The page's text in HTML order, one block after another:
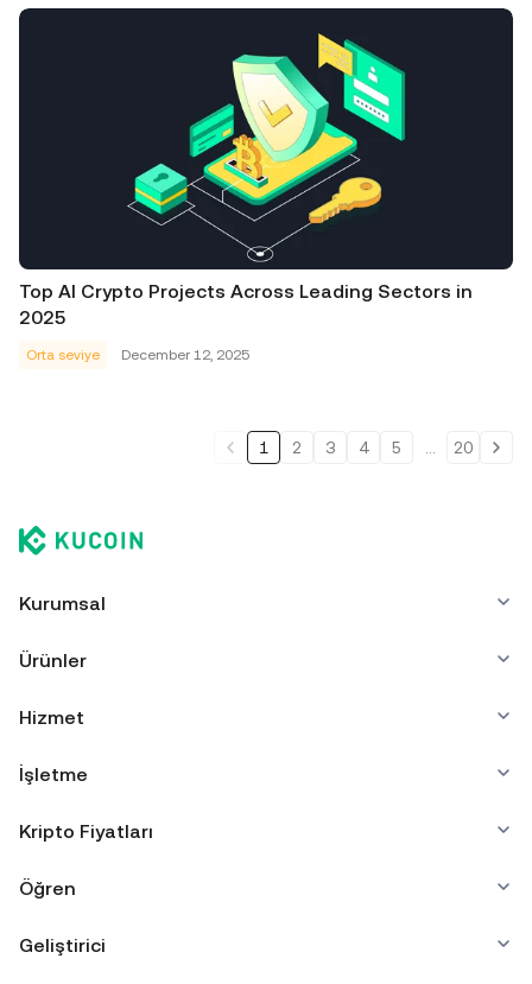
Top AI Crypto Projects Across Leading Sectors in
2025
Orta seviye December 12, 2025
1 2 3 4 5 20
Kurumsal
Ürünler
Hizmet
İşletme
Kripto Fiyatları
Öğren
Geliştirici